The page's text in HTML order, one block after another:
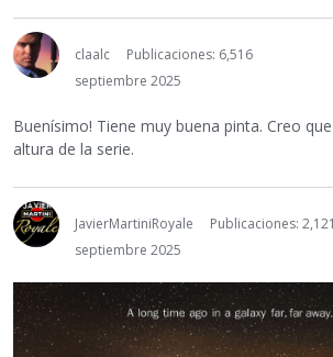
claalc
Publicaciones: 6,516
septiembre 2025
Buenísimo! Tiene muy buena pinta. Creo
altura de la serie.
JavierMartiniRoyale
Publicaciones: 2,121
septiembre 2025